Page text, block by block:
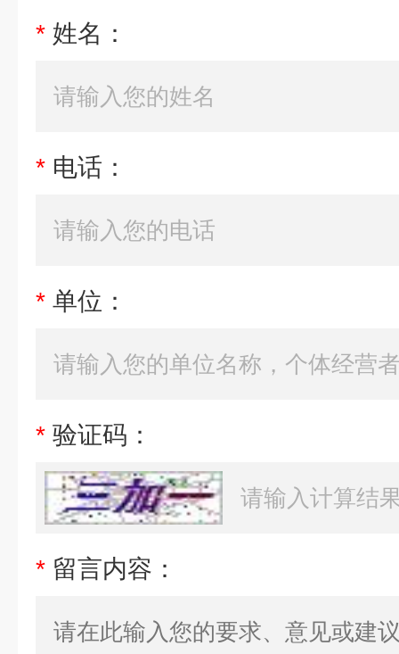
* 姓名：
* 电话：
* 单位：
* 验证码：
* 留言内容：